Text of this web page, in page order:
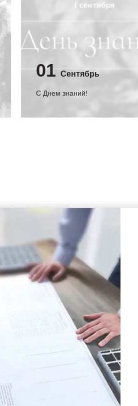
01 Сентябрь
C Днем знаний!